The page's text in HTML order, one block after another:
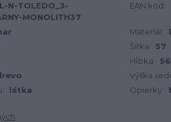
N-TOLEDO_3-
MONOLITH37
EAN kód:
Materiál:
Šírka: 57
Hĺbka: 56
Výška
látka Opierky: